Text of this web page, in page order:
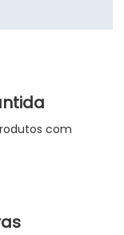
com